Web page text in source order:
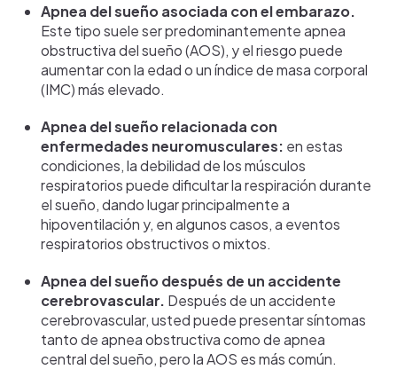
Apnea del sueño asociada con el embarazo.
Este tipo suele ser predominantemente apnea
obstructiva del sueño (AOS), y el riesgo puede
aumentar con la edad o un índice de masa corporal
(IMC) más elevado.
Apnea del sueño relacionada con
enfermedades neuromusculares: en estas
condiciones, la debilidad de los músculos
respiratorios puede dificultar la respiración durante
el sueño, dando lugar principalmente a
hipoventilación y, en algunos casos, a eventos
respiratorios obstructivos o mixtos.
Apnea del sueño después de un accidente
cerebrovascular. Después de un accidente
cerebrovascular, usted puede presentar síntomas
tanto de apnea obstructiva como de apnea
central del sueño, pero la AOS es más común.